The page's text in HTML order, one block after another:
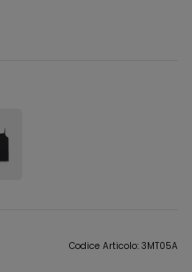
Codice Articolo: 3MT05A